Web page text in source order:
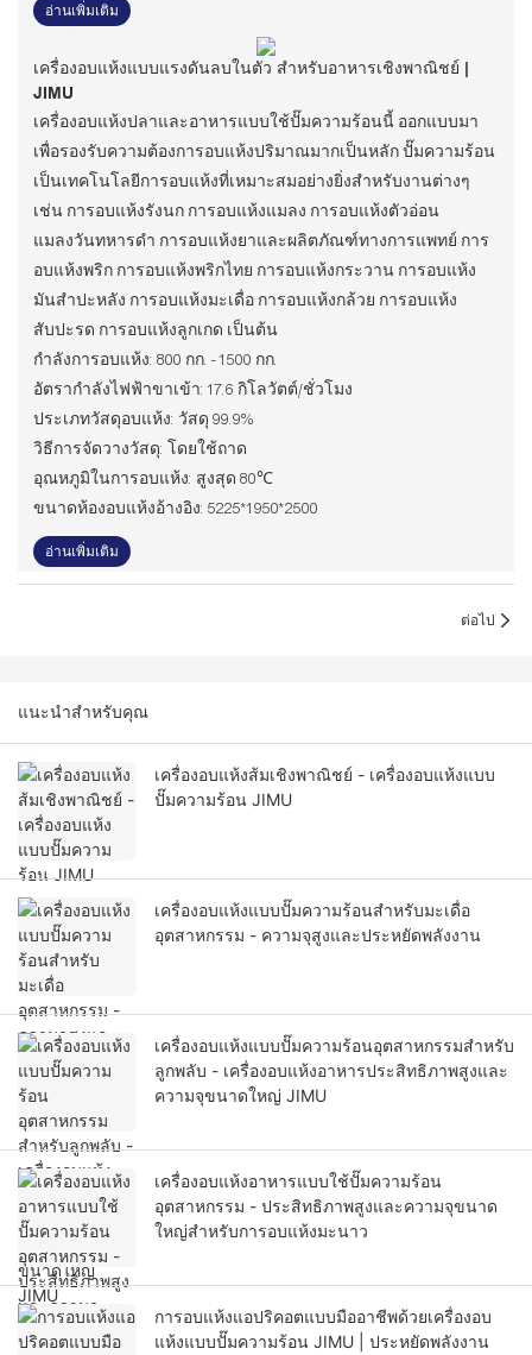
อ่านเพิ่มเติม
เครื่องอบแห้งแบบแรงดันลบในตัว สำหรับอาหารเชิงพาณิชย์ |
JIMU
เครื่องอบแห้งปลาและอาหารแบบใช้ปั๊มความร้อนนี้ ออกแบบมา
เพื่อรองรับความต้องการอบแห้งปริมาณมากเป็นหลัก ปั๊มความร้อน
เป็นเทคโนโลยีการอบแห้งที่เหมาะสมอย่างยิ่งสำหรับงานต่างๆ
เช่น การอบแห้งรังนก การอบแห้งแมลง การอบแห้งตัวอ่อน
แมลงวันทหารดำ การอบแห้งยาและผลิตภัณฑ์ทางการแพทย์ การ
อบแห้งพริก การอบแห้งพริกไทย การอบแห้งกระวาน การอบแห้ง
มันสำปะหลัง การอบแห้งมะเดื่อ การอบแห้งกล้วย การอบแห้ง
สับปะรด การอบแห้งลูกเกด เป็นต้น
กำลังการอบแห้ง: 800 กก. - 1500 กก.
อัตรากำลังไฟฟ้าขาเข้า: 17.6 กิโลวัตต์/ชั่วโมง
ประเภทวัสดุอบแห้ง: วัสดุ 99.9%
วิธีการจัดวางวัสดุ: โดยใช้ถาด
อุณหภูมิในการอบแห้ง: สูงสุด 80℃
ขนาดห้องอบแห้งอ้างอิง: 5225*1950*2500
อ่านเพิ่มเติม
ต่อไป
แนะนำสำหรับคุณ
เครื่องอบแห้งส้มเชิงพาณิชย์ - เครื่องอบแห้งแบบ
ปั๊มความร้อน JIMU
เครื่องอบแห้งแบบปั๊มความร้อนสำหรับมะเดื่อ
อุตสาหกรรม - ความจุสูงและประหยัดพลังงาน
เครื่องอบแห้งแบบปั๊มความร้อนอุตสาหกรรมสำหรับ
ลูกพลับ - เครื่องอบแห้งอาหารประสิทธิภาพสูงและ
ความจุขนาดใหญ่ JIMU
เครื่องอบแห้งอาหารแบบใช้ปั๊มความร้อน
อุตสาหกรรม - ประสิทธิภาพสูงและความจุขนาด
ใหญ่สำหรับการอบแห้งมะนาว
การอบแห้งแอปริคอตแบบมืออาชีพด้วยเครื่องอบ
แห้งแบบปั๊มความร้อน JIMU | ประหยัดพลังงาน